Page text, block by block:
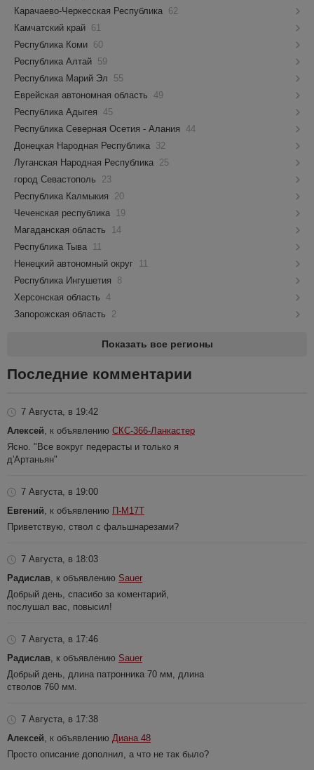
Карачаево-Черкесская Республика 62
Камчатский край 61
Республика Коми 60
Республика Алтай 59
Республика Марий Эл
55
Еврейская автономная область 49
Республика Адыгея 45
Республика Северная Осетия - Алания 44
Донецкая Народная Республика 32
Луганская Народная Республика 25
город Севастополь
23
Республика Калмыкия
20
Чеченская республика 19
Магаданская область
14
Республика Тыва 11
Ненецкий автономный округ 11
Республика Ингушетия
8
Херсонская область 4
Запорожская область
2
Показать все регионы
Последние комментарии
7 Августа, в 19:42
Алексей , к объявлению СКС-366-Ланкастер
Ясно. "Все вокруг педерасты и только я
д'Артаньян"
7 Августа, в 19:00
Евгений , к объявлению П-М17Т
Приветствую, ствол с фальшнарезами?
7 Августа, в 18:03
Радислав , к объявлению Sauer
Добрый день, спасибо за коментарий,
послушал вас, повысил!
7 Августа, в 17:46
Радислав , к объявлению Sauer
Добрый день, длина патронника 70 мм, длина
стволов 760 мм.
7 Августа, в 17:38
Алексей , к объявлению Диана 48
Просто описание дополнил, а что не так было?